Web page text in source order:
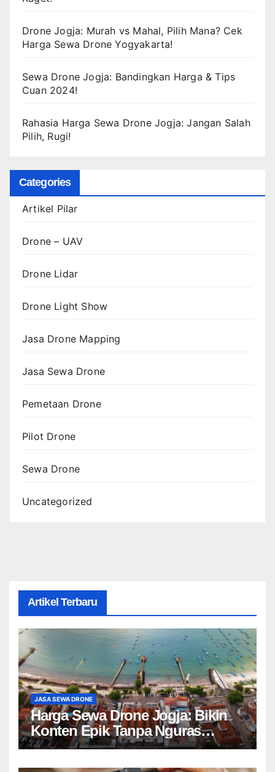
Drone Jogja: Murah vs Mahal, Pilih Mana? Cek
Harga Sewa Drone Yogyakarta!
Sewa Drone Jogja: Bandingkan Harga & Tips
Cuan 2024!
Rahasia Harga Sewa Drone Jogja: Jangan Salah
Pilih, Rugi!
Categories
Artikel Pilar
Drone – UAV
Drone Lidar
Drone Light Show
Jasa Drone Mapping
Jasa Sewa Drone
Pemetaan Drone
Pilot Drone
Sewa Drone
Uncategorized
Artikel Terbaru
JASA SEWA DRONE
Harga Sewa Drone Jogja: Bikin
Konten Epik Tanpa Nguras
Kantong?